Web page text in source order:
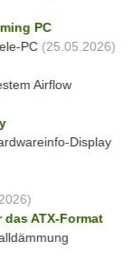
PC
PC(25.05.2026)
Airflow
Display
ATX-Format